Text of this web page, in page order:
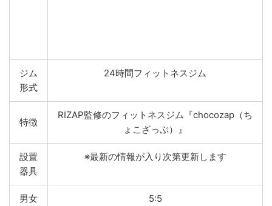
ジム
形式
24時間フィットネスジム
特徴
RIZAP監修のフィットネスジム『chocozap（ち
ょこざっぷ）』
設置
器具
※最新の情報が入り次第更新します
男女
5:5